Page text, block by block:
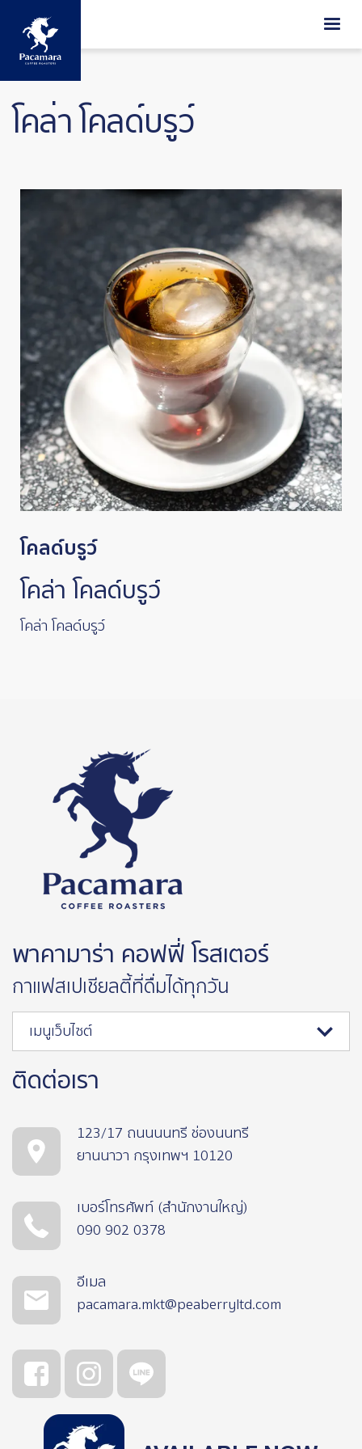
ข้ามไปยังเนื้อหาหลัก
โคล่า โคลด์บรูว์
Image
โคลด์บรูว์
โคล่า โคลด์บรูว์
โคล่า โคลด์บรูว์
พาคามาร่า คอฟฟี่ โรสเตอร์
กาแฟสเปเชียลตี้ที่ดื่มได้ทุกวัน
เมนูเว็บไซต์
ติดต่อเรา
123/17 ถนนนนทรี ช่องนนทรี
ยานนาวา กรุงเทพฯ 10120
เบอร์โทรศัพท์ (สำนักงานใหญ่)
090 902 0378
อีเมล
pacamara.mkt@peaberryltd.com